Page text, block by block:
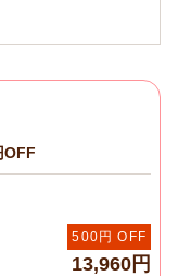
OFF
500円 OFF
13,960円